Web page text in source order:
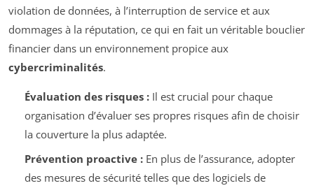
violation de données, à l’interruption de service et aux
dommages à la réputation, ce qui en fait un véritable bouclier
financier dans un environnement propice aux
cybercriminalités.
Évaluation des risques :Il est crucial pour chaque
organisation d’évaluer ses propres risques afin de choisir
la couverture la plus adaptée.
Prévention proactive :En plus de l’assurance, adopter
des mesures de sécurité telles que des logiciels de